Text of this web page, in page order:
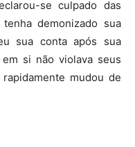
se culpado das
demonizado sua
sua conta após sua
si não violava seus
mudou de